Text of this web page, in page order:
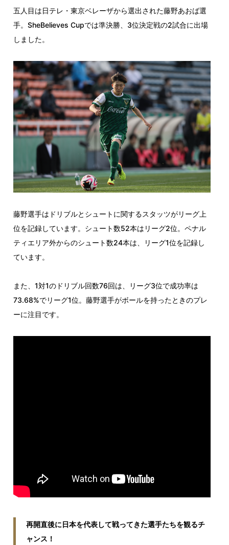
五人目は日テレ・東京ベレーザから選出された藤野あおば選
手。SheBelieves Cupでは準決勝、3位決定戦の2試合に出場
しました。
藤野選手はドリブルとシュートに関するスタッツがリーグ上
位を記録しています。シュート数52本はリーグ2位。ペナル
ティエリア外からのシュート数24本は、リーグ1位を記録し
ています。
また、1対1のドリブル回数76回は、リーグ3位で成功率は
73.68%でリーグ1位。藤野選手がボールを持ったときのプレ
ーに注目です。
再開直後に日本を代表して戦ってきた選手たちを観るチ
ャンス！